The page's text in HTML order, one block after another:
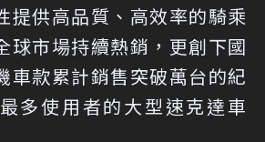
提供高品質、高效率的騎乘
球市場持續熱銷，更創下國
車款累計銷售突破萬台的紀
多使用者的大型速克達車